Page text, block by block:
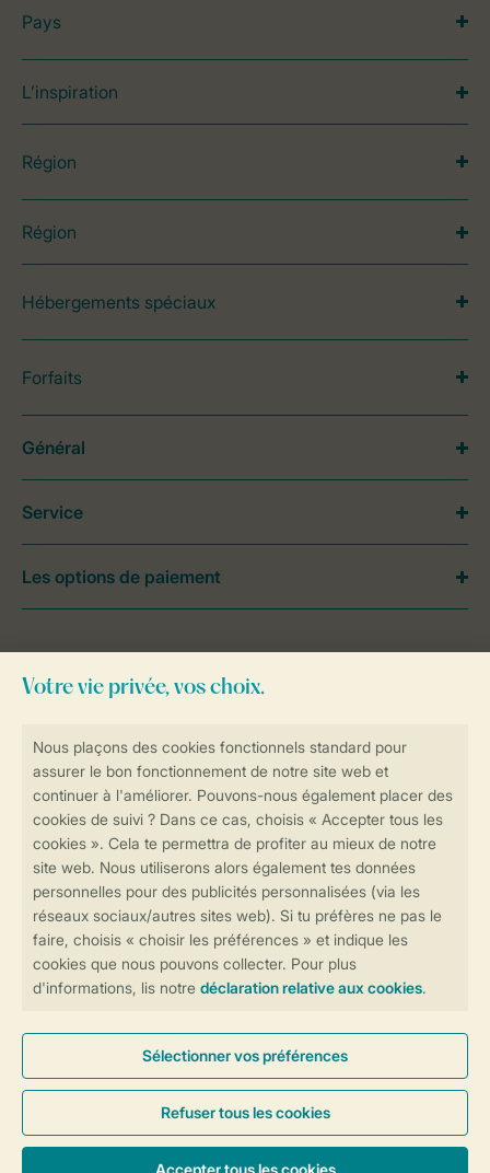
Plus d’infos et préférences
Réservations en ligne rapides et sécurisées
Transmission sécurisée des données
Paiement sécurisé
Pays
L’inspiration
Région
Région
Hébergements spéciaux
Forfaits
contactez notreContact Center.
Général
Service
Les options de paiement
Conditions générales Privée
Cookies et bannières